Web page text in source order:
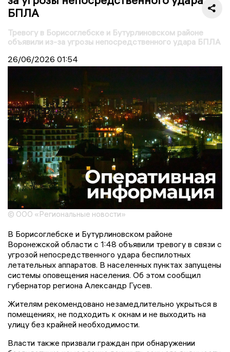
БПЛА
Тревогу в Борисоглебске и Бутурлиновском районе
объявили из-за угрозы непосредственного удара БПЛА
26/06/2026 01:54
© ООО «Региональные новости»
В Борисоглебске и Бутурлиновском районе
Воронежской области с 1:48 объявили тревогу в связи с
угрозой непосредственного удара беспилотных
летательных аппаратов. В населенных пунктах запущены
системы оповещения населения. Об этом сообщил
губернатор региона Александр Гусев.
Жителям рекомендовано незамедлительно укрыться в
помещениях, не подходить к окнам и не выходить на
улицу без крайней необходимости.
Власти также призвали граждан при обнаружении